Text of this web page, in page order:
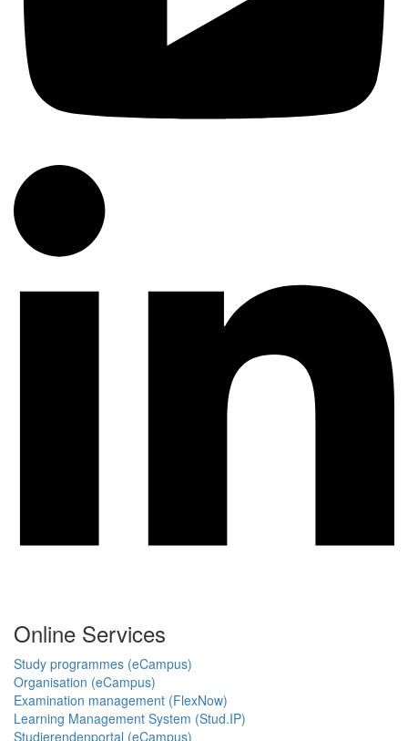
Online Services
Study programmes (eCampus)
Organisation (eCampus)
Examination management (FlexNow)
Learning Management System (Stud.IP)
Studierendenportal (eCampus)